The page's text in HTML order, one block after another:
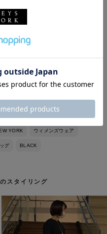
トになっております。3WAY
イテムです◎
はパンプスでシャープにスタ
YORK ウィメンズウェア
グ BLACK
スタイリング